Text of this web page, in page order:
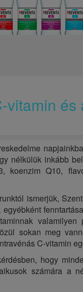
vitamin és
nélkülük inkább
koenzim Q10,
ismerjük,
sokan meg
C-vitamin
hogy
számára a